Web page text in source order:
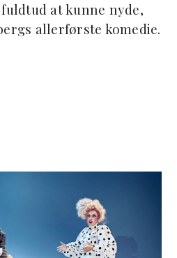
at kunne nyde,
allerførste komedie.